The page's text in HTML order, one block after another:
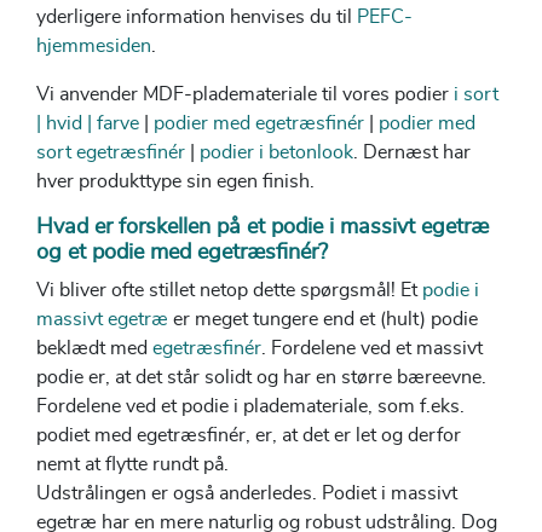
yderligere information henvises du til
PEFC-
hjemmesiden
Vi anvender MDF-plademateriale til vores podier i sort
| hvid | farve
podier med egetræsfinér
podier med
sort egetræsfinér
podier i betonlook . Dernæst har
hver produkttype sin egen finish.
Hvad er forskellen på et podie i massivt egetræ
og et podie med egetræsfinér?
Vi bliver ofte stillet netop dette spørgsmål! Et podie i
massivt egetræ er meget tungere end et (hult) podie
beklædt med egetræsfinér . Fordelene ved et massivt
podie er, at det står solidt og har en større bæreevne.
Fordelene ved et podie i plademateriale, som f.eks.
podiet med egetræsfinér, er, at det er let og derfor
nemt at flytte rundt på.
Udstrålingen er også anderledes. Podiet i massivt
egetræ har en mere naturlig og robust udstråling. Dog